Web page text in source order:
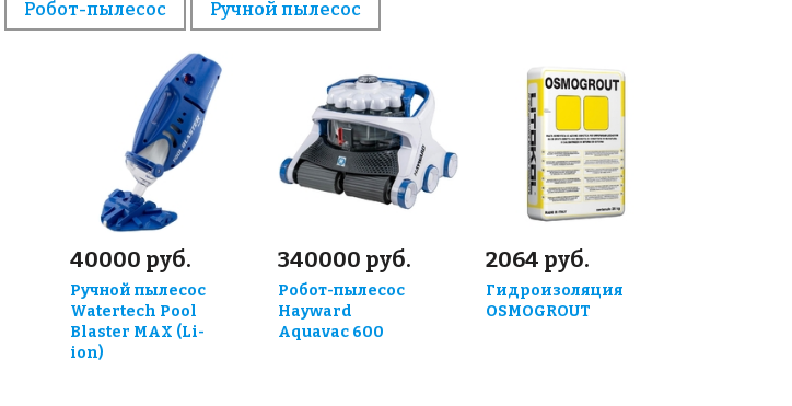
Робот-пылесос Ручной пылесос
40000 руб.
Ручной пылесос
Watertech Pool
Blaster MAX (Li-
ion)
340000 руб.
Робот-пылесос
Hayward
Aquavac 600
2064 руб.
Гидроизоляция
OSMOGROUT